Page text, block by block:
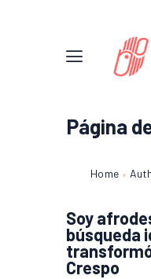
Página
Home
Soy
búsqueda
Crespo